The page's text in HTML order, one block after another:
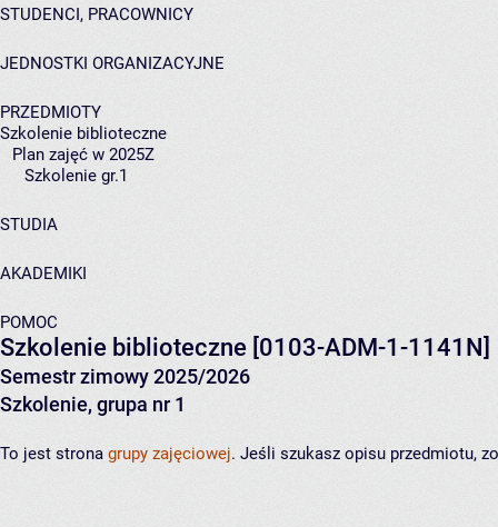
STUDENCI, PRACOWNICY
JEDNOSTKI ORGANIZACYJNE
PRZEDMIOTY
Szkolenie biblioteczne
Plan zajęć w 2025Z
Szkolenie gr.1
STUDIA
AKADEMIKI
POMOC
Szkolenie biblioteczne [0103-ADM-1-1141N]
Semestr zimowy 2025/2026
Szkolenie, grupa nr 1
To jest strona grupy zajęciowej. Jeśli szukasz opisu przedmiotu,